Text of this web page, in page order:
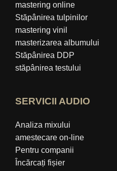
mastering online
Stăpânirea tulpinilor
mastering vinil
masterizarea albumului
Stăpânirea DDP
stăpânirea testului
SERVICII AUDIO
Analiza mixului
amestecare on-line
Pentru companii
Încărcați fișier